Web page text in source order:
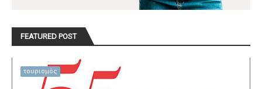
FEATURED POST
τουρισμός